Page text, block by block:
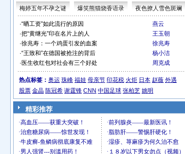
梅婷五年不孕之谜 爆笑熊猫烧香语录 夜色撩人雪色斑斓
·“晒工资”如此流行的原因
燕云
·把“黄继光”印在名片上的人
王玉朝
·徐兆寿：一个鸡蛋引发的血案
徐兆寿
·“王致和”在德国被抢注的背后
杨小洁
· 医生收红包对社会有三个好处 周克成
热点标签： 奥运 珠峰 福娃 母亲节 印花税 火炬 日本 赵薇 外遇
股票 金晶 陈冠希 谢霆锋 CNN 中国足球 张柏芝 姚明
精彩推荐